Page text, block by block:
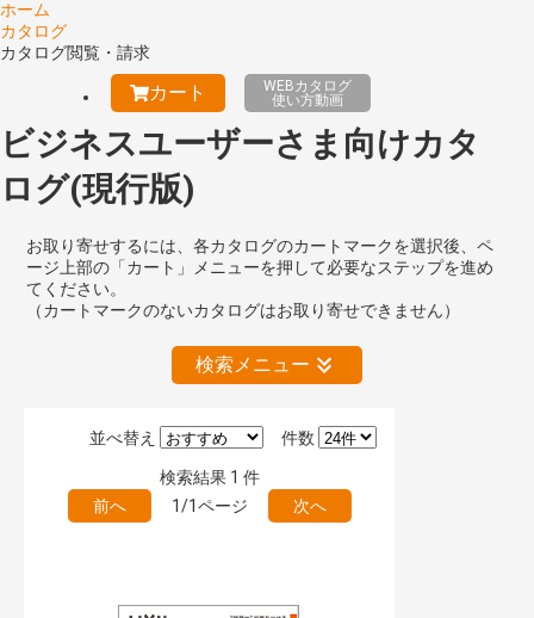
ホーム
カタログ
カタログ閲覧・請求
カート
WEBカタログ
使い方動画
ビジネスユーザーさま向けカタ
ログ(現行版)
お取り寄せするには、各カタログのカートマークを選択後、ペ
ージ上部の「カート」メニューを押して必要なステップを進め
てください。
（カートマークのないカタログはお取り寄せできません）
検索メニュー
絞り込みの解除
キーワード検索（あいまい）
件数
並べ替え
検索結果 1 件
前へ
1/1ページ 次へ